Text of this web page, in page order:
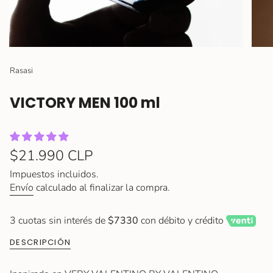
Rasasi
VICTORY MEN 100 ml
Precio
regular
$21.990 CLP
Impuestos incluidos.
Envío calculado al finalizar la compra.
3 cuotas sin interés de$7330 con débito y crédito
DESCRIPCIÓN